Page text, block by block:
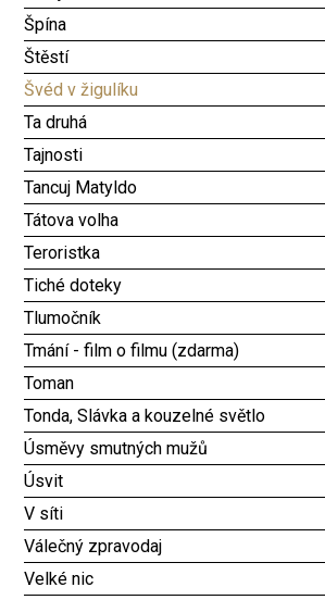
Špína
Štěstí
Švéd v žigulíku
Ta druhá
Tajnosti
Tancuj Matyldo
Tátova volha
Teroristka
Tiché doteky
Tlumočník
Tmání - film o filmu (zdarma)
Toman
Tonda, Slávka a kouzelné světlo
Úsměvy smutných mužů
Úsvit
V síti
Válečný zpravodaj
Velké nic